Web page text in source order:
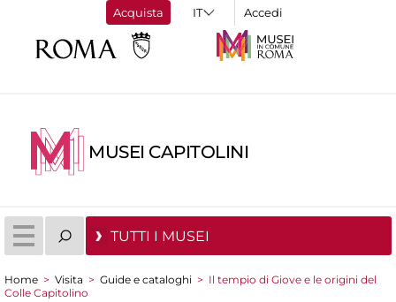
Acquista Accedi
MUSEI CAPITOLINI
TUTTI I MUSEI
Home > Visita > Guide e cataloghi > Il tempio di Giove e le origini del
Colle Capitolino